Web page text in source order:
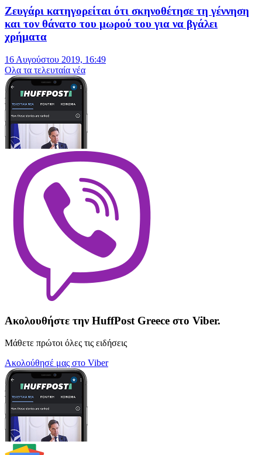
Ζευγάρι κατηγορείται ότι σκηνοθέτησε τη γέννηση
και τον θάνατο του μωρού του για να βγάλει
χρήματα
16 Αυγούστου 2019, 16:49
Oλα τα τελευταία νέα
Ακολουθήστε την HuffPost Greece στο Viber.
Μάθετε πρώτοι όλες τις ειδήσεις
Ακολούθησέ μας στο Viber